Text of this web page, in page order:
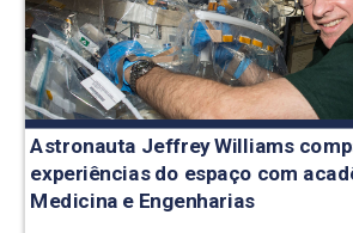
Astronauta Jeffrey Williams
experiências do espaço com
Medicina e Engenharias